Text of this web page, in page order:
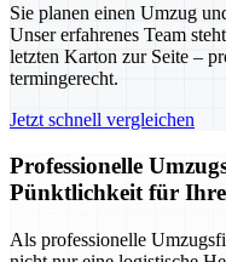
Sie planen einen Umzug
Unser erfahrenes Team
letzten Karton zur Seite –
termingerecht.
Jetzt schnell vergleichen
Professionelle
Pünktlichkeit für
Als professionelle